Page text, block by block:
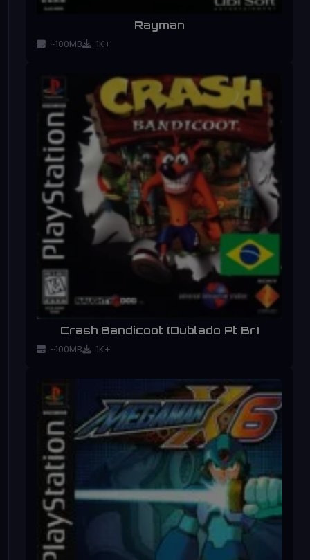
Rayman
~100MB 1K+
Crash Bandicoot (Dublado Pt Br)
~100MB 1K+